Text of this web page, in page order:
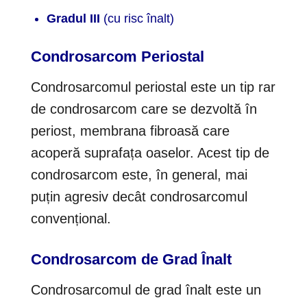
Gradul III (cu risc înalt)
Condrosarcom Periostal
Condrosarcomul periostal este un tip rar
de condrosarcom care se dezvoltă în
periost, membrana fibroasă care
acoperă suprafața oaselor. Acest tip de
condrosarcom este, în general, mai
puțin agresiv decât condrosarcomul
convențional.
Condrosarcom de Grad Înalt
Condrosarcomul de grad înalt este un